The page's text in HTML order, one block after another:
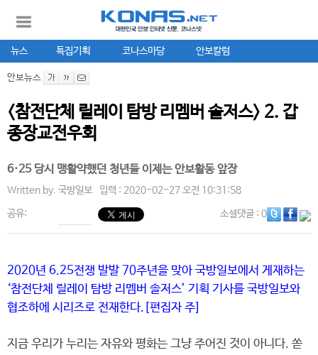
뉴스 특집기획 코나스마당 안보칼럼
안보뉴스
<참전단체 릴레이 탐방 리멤버 솔저스> 2. 갑
종장교전우회
6·25 당시 맹활약했던 청년들 이제는 안보활동 앞장
Written by. 국방일보 입력 : 2020-02-27 오전 10:31:58
공유: 소셜댓글: 0
2020년 6.25전쟁 발발 70주년을 맞아 국방일보에서 게재하는
‘참전단체 릴레이 탐방 리멤버 솔저스’ 기획 기사를 국방일보와
협조하에 시리즈로 전재한다.[편집자 주]
지금 우리가 누리는 자유와 평화는 그냥 주어진 것이 아니다. 쏟